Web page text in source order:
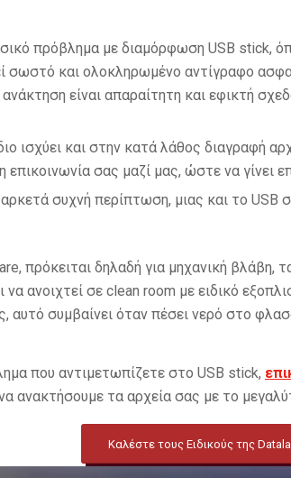
πρόβλημα με διαμόρφωση USB stick,
σωστό και ολοκληρωμένο αντίγραφο
είναι απαραίτητη και εφικτή
ισχύει και στην κατά λάθος διαγραφή
επικοινωνία σας μαζί μας, ώστε να γίνει
συχνή περίπτωση, μιας και το USB
πρόκειται δηλαδή για μηχανική βλάβη,
ανοιχτεί σε clean room με ειδικό
αυτό συμβαίνει όταν πέσει νερό στο
που αντιμετωπίζετε στο USB stick,
ανακτήσουμε τα αρχεία σας με το
Καλέστε τους Ειδικούς της